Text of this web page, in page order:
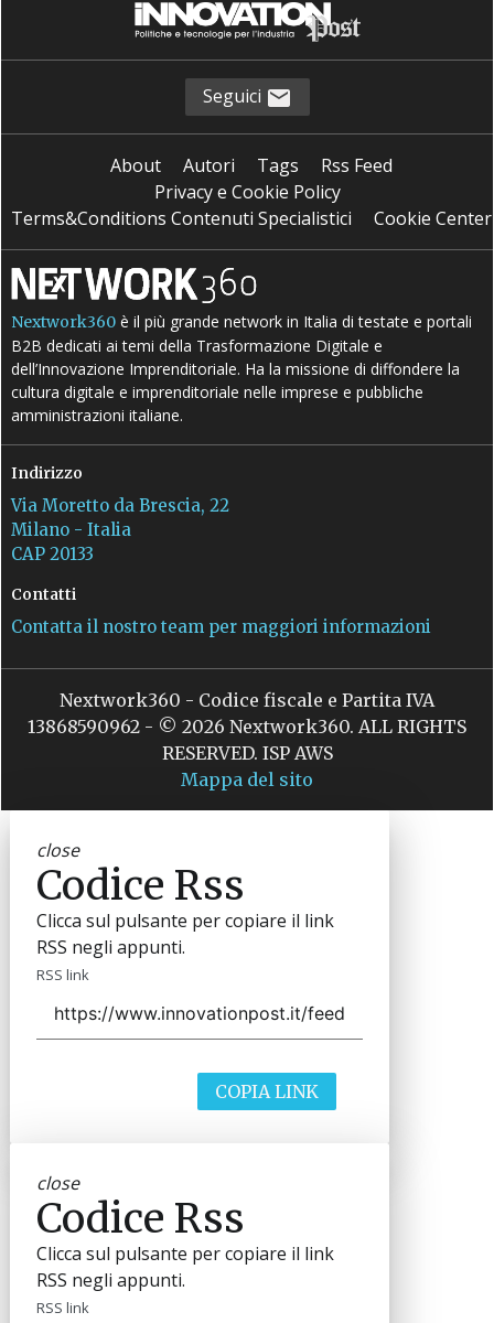
Seguici
About Autori Tags
Rss Feed
Privacy e Cookie Policy
Terms&Conditions Contenuti Specialistici
Cookie Center
Nextwork360 è il più grande network in Italia di testate e portali
B2B dedicati ai temi della Trasformazione Digitale e
dell’Innovazione Imprenditoriale. Ha la missione di diffondere la
cultura digitale e imprenditoriale nelle imprese e pubbliche
amministrazioni italiane.
Indirizzo
Via Moretto da Brescia, 22
Milano - Italia
CAP 20133
Contatti
Contatta il nostro team per maggiori informazioni
Nextwork360 - Codice fiscale e Partita IVA
13868590962 - © 2026 Nextwork360. ALL RIGHTS
RESERVED. ISP AWS
Mappa del sito
close
Codice Rss
Clicca sul pulsante per copiare il link
RSS negli appunti.
RSS link
COPIA LINK
close
Codice Rss
Clicca sul pulsante per copiare il link
RSS negli appunti.
RSS link